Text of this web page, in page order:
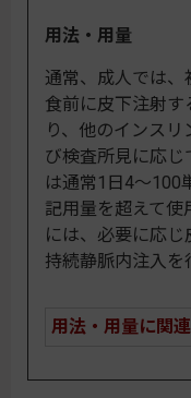
用法・用量
通常、成人では
食前に皮下注射
り、他のインス
び検査所見に応
は通常1日4～100
記用量を超えて
には、必要に応
持続静脈内注入を
用法・用量に関